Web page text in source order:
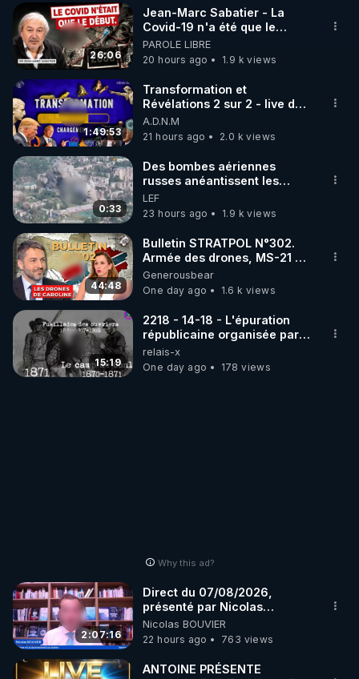
▶ 30 jours gratuit sur l’application de méditation et
de bien-être ENVOL :
Rendez-vous sur https://www.envol.app/code
le code : REGENERE
26:06
Jean-Marc Sabatier - La
Covid-19 n'a été que le
début - L'ARNm & l'ARNm-aa
jusqu où auront-t-il ?
PAROLE LIBRE
20 hours ago
1.9 k views
1:49:53
Transformation et
Révélations 2 sur 2 - live du
07/08/26
A.D.N.M
21 hours ago
2.0 k views
0:33
Des bombes aériennes
russes anéantissent les
centres de contrôle de
drones de 3 brigades
ukrainienne
LEF
23 hours ago
1.9 k views
44:48
Bulletin STRATPOL N°302.
Armée des drones, MS-21 en
série, missiles coréens.
07.08.2026.
Generousbear
One day ago
1.6 k views
15:19
2218 - 14-18 - L'épuration
républicaine organisée par
les frères de la truelle
relais-x
One day ago
178 views
Why this ad?
2:07:16
Direct du 07/08/2026,
présenté par Nicolas
BOUVIER
Nicolas BOUVIER
22 hours ago
763 views
ANTOINE PRÉSENTE